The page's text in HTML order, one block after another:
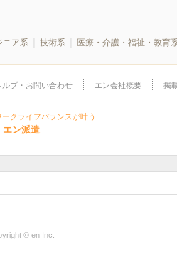
ニア系 技術系 医療・介護・福祉・教育
ルプ・お問い合わせ エン会社概要 掲
クライフバランスが叶う
エン派遣
© en Inc.